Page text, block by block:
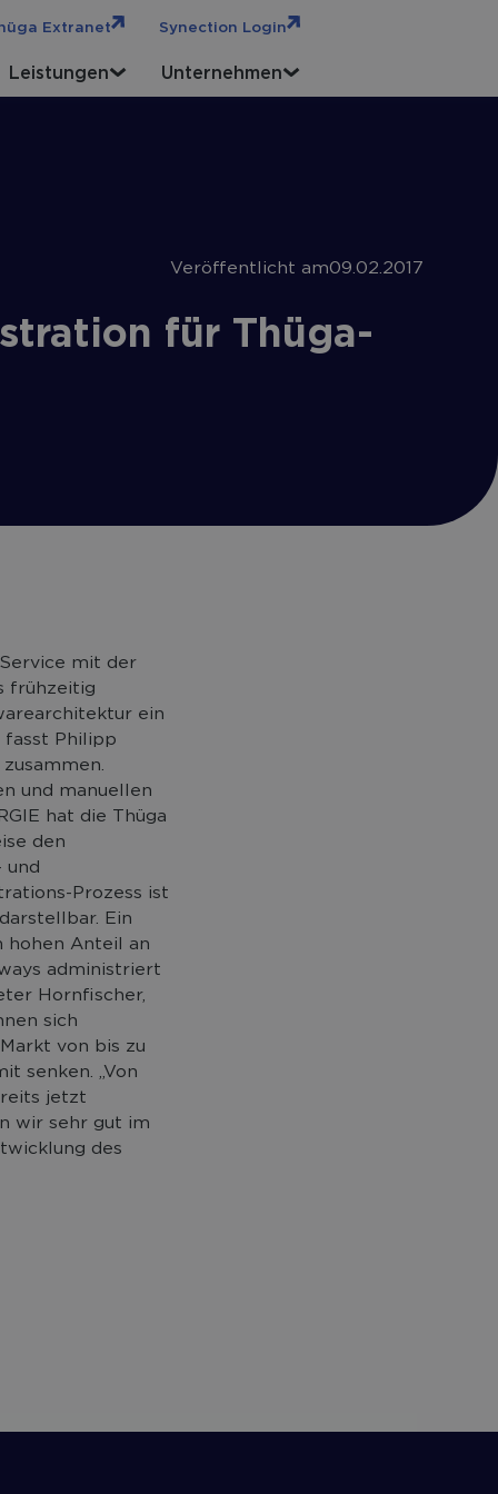
Synection Login
Extranet
Leistungen Unternehmen
Veröffentlicht am09.02.2017
für Thüga-
mit der
frühzeitig
ein
fasst Philipp
und manuellen
hat die Thüga
den
und
Prozess ist
Ein
hohen Anteil an
administriert
Hornfischer,
sich
von bis zu
senken. „Von
jetzt
wir sehr gut im
des